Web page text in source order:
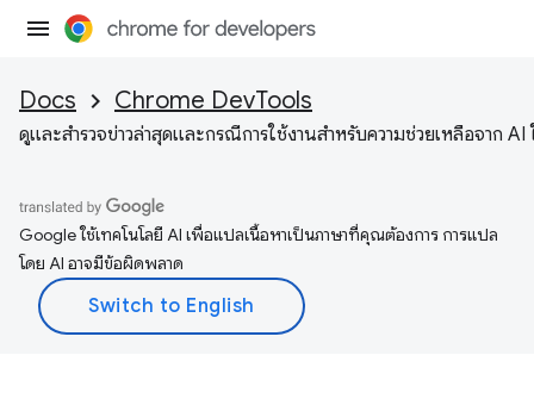
Docs Chrome DevTools
ดูและสำรวจข่าวล่าสุดและกรณีการใช้งานสำหรับความช่วยเหลือจาก
Google ใช้เทคโนโลยี AI เพื่อแปลเนื้อหาเป็นภาษาที่คุณต้องการ การแปล
โดย AI อาจมีข้อผิดพลาด